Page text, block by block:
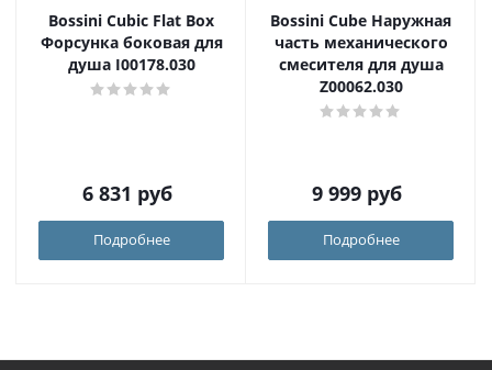
Bossini Cubic Flat Box
Форсунка боковая для
душа I00178.030
6 831 руб
Подробнее
Bossini Cube Наружная
часть механического
смесителя для душа
Z00062.030
9 999 руб
Подробнее